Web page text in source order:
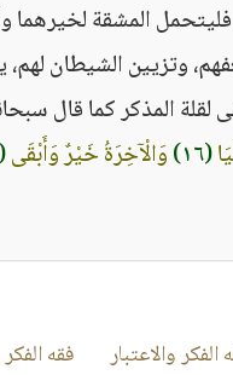
فليتحمل المشقة لخيرهما
وتزيين الشيطان لهم،
لقلة المذكر كما قال
(١٦) وَالْآخِرَةُ خَيْرٌ وَأَبْقَى(١٧)
الفكر والاعتبار
فقه الفكر